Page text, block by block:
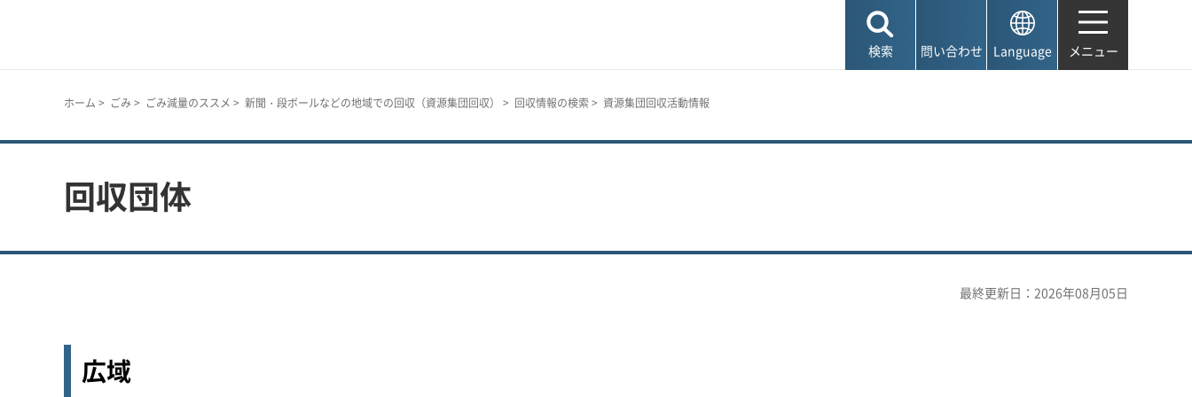
検索 問い合わせ Language メニュー
ホーム > ごみ > ごみ減量のススメ > 新聞・段ボールなどの地域での回収（資源集団回収） > 回収情報の検索 > 資源集団回収活動情報
回収団体
最終更新日：2026年08月05日
広域